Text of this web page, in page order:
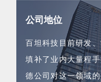
公司地位
百坦科技目前研发
填补了业内大量程
德公司对这一领域